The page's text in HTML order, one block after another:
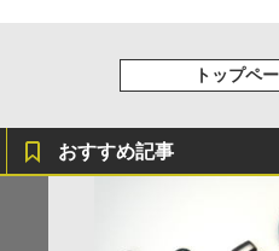
トップペ
おすすめ記事